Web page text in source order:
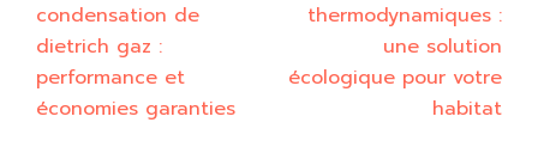
condensation de
dietrich gaz :
performance et
économies garanties
thermodynamiques :
une solution
écologique pour votre
habitat